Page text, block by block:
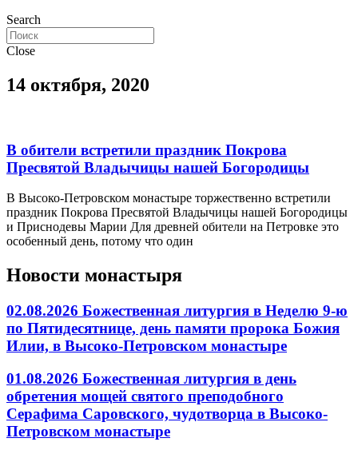
Search
Close
14 октября, 2020
В обители встретили праздник Покрова
Пресвятой Владычицы нашей Богородицы
В Высоко-Петровском монастыре торжественно встретили
праздник Покрова Пресвятой Владычицы нашей Богородицы
и Приснодевы Марии Для древней обители на Петровке это
особенный день, потому что один
Новости монастыря
02.08.2026 Божественная литургия в Неделю 9-ю
по Пятидесятнице, день памяти пророка Божия
Илии, в Высоко-Петровском монастыре
01.08.2026 Божественная литургия в день
обретения мощей святого преподобного
Серафима Саровского, чудотворца в Высоко-
Петровском монастыре